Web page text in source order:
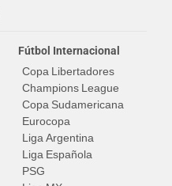
Fútbol Internacional
Copa Libertadores
Champions League
Copa Sudamericana
Eurocopa
Liga Argentina
Liga Española
PSG